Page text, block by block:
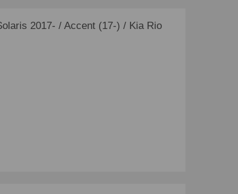
2017- / Accent (17-) / Kia Rio